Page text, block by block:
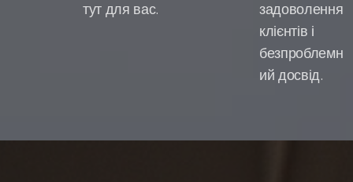
тут для вас.
задоволення
клієнтів і
безпроблемн
ий досвід.